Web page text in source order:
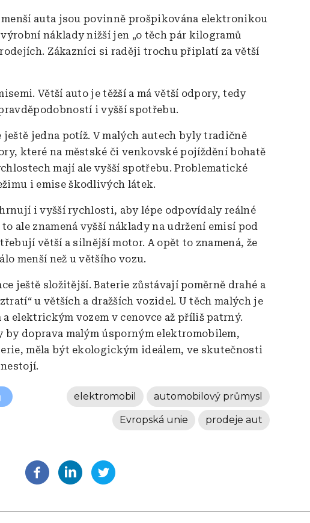
auta jsou povinně prošpikována elektronikou
náklady nižší jen „o těch pár kilogramů
Zákazníci si raději trochu připlatí za větší
Větší auto je těžší a má větší odpory, tedy
i vyšší spotřebu.
ještě jedna potíž. V malých autech byly tradičně
které na městské či venkovské pojíždění bohatě
mají ale vyšší spotřebu. Problematické
i emise škodlivých látek.
i vyšší rychlosti, aby lépe odpovídaly reálné
ale znamená vyšší náklady na udržení emisí pod
větší a silnější motor. A opět to znamená, že
menší než u většího vozu.
ještě složitější. Baterie zůstávají poměrně drahé a
u větších a dražších vozidel. U těch malých je
elektrickým vozem v cenovce až příliš patrný.
doprava malým úsporným elektromobilem,
měla být ekologickým ideálem, ve skutečnosti
automobilový průmysl
elektromobil
prodeje aut
Evropská unie